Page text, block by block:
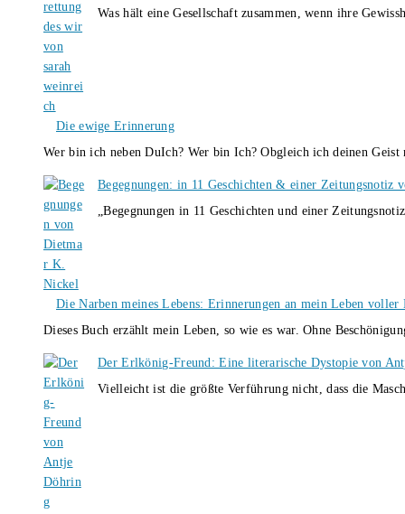
Was hält eine Gesellschaft zusammen, wenn ihre
Die ewige Erinnerung
Wer bin ich neben DuIch? Wer bin Ich? Obgleich ich deinen
Begegnungen: in 11 Geschichten & einer Zeitungsnotiz
„Begegnungen in 11 Geschichten und einer
Die Narben meines Lebens: Erinnerungen an mein Leben
Dieses Buch erzählt mein Leben, so wie es war. Ohne
Der Erlkönig-Freund: Eine literarische Dystopie von
Vielleicht ist die größte Verführung nicht, dass die